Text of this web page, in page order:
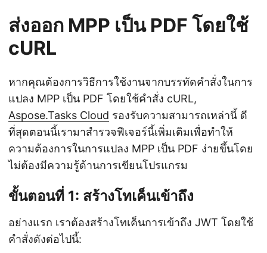
ส่งออก MPP เป็น PDF โดยใช้
cURL
หากคุณต้องการวิธีการใช้งานจากบรรทัดคำสั่งในการ
แปลง MPP เป็น PDF โดยใช้คำสั่ง cURL,
Aspose.Tasks Cloud รองรับความสามารถเหล่านี้ ดี
ที่สุดตอนนี้เรามาสำรวจฟีเจอร์นี้เพิ่มเติมเพื่อทำให้
ความต้องการในการแปลง MPP เป็น PDF ง่ายขึ้นโดย
ไม่ต้องมีความรู้ด้านการเขียนโปรแกรม
ขั้นตอนที่ 1: สร้างโทเค็นเข้าถึง
อย่างแรก เราต้องสร้างโทเค็นการเข้าถึง JWT โดยใช้
คำสั่งดังต่อไปนี้: